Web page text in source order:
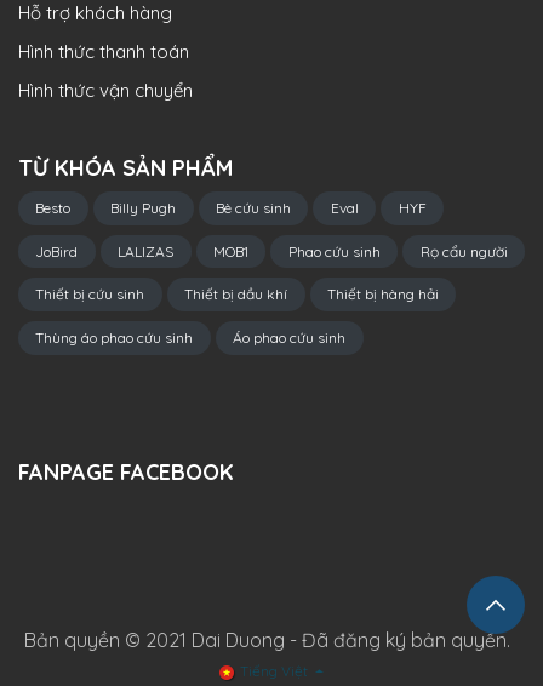
Hỗ trợ khách hàng
Hình thức thanh toán
Hình thức vận chuyển
TỪ KHÓA SẢN PHẨM
Besto Billy Pugh Bè cứu sinh Eval HYF
JoBird LALIZAS MOB1 Phao cứu sinh Rọ cẩu người
Thiết bị cứu sinh Thiết bị dầu khí Thiết bị hàng hải
Thùng áo phao cứu sinh Áo phao cứu sinh
FANPAGE FACEBOOK
Bản quyền © 2021 Dai Duong - Đã đăng ký bản quyền.
Tiếng Việt